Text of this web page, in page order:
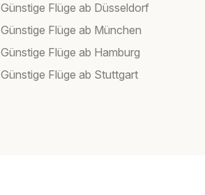
Günstige Flüge ab Düsseldorf
Günstige Flüge ab München
Günstige Flüge ab Hamburg
Günstige Flüge ab Stuttgart